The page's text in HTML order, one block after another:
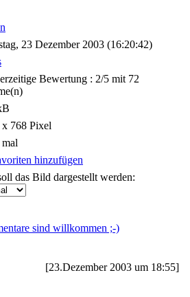
23 Dezember 2003 (16:20:42)
x 768 Pixel
hinzufügen
das Bild dargestellt werden:
[23.Dezember 2003 um 18:55]